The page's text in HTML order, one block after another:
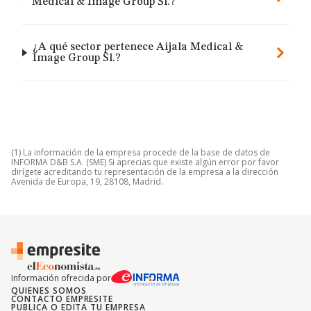
¿A qué sector pertenece Aijala Medical &
Image Group Sl.?
(1) La información de la empresa procede de la base de datos de
INFORMA D&B S.A. (SME) Si aprecias que existe algún error por favor
dirígete acreditando tu representación de la empresa a la dirección
Avenida de Europa, 19, 28108, Madrid.
Información ofrecida por
QUIENES SOMOS
CONTACTO EMPRESITE
PUBLICA O EDITA TU EMPRESA